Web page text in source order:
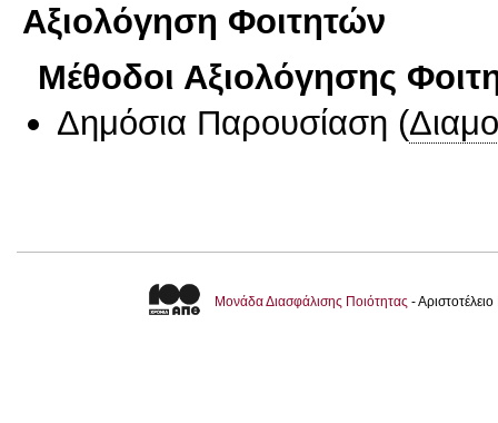
Αξιολόγηση Φοιτητών
Μέθοδοι Αξιολόγησης
Δημόσια Παρουσίαση (
Μονάδα Διασφάλισης Ποιότητας -